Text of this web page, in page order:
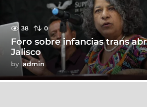
38 0
Foro sobre infancias trans
Jalisco
by admin